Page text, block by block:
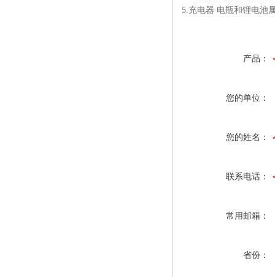
5.充电器 电瓶和锂电池
产品：
您的单位：
您的姓名：
联系电话：
常用邮箱：
省份：